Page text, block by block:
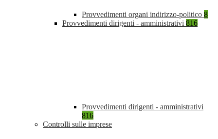
Provvedimenti organi indirizzo-politico 8
Provvedimenti dirigenti - amministrativi 816
Provvedimenti dirigenti - amministrativi
816
Controlli sulle imprese